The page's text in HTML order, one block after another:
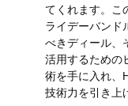
てくれます。こ
ライデーバンド
べきディール、
活用するための
術を手に入れ、
技術力を引き上